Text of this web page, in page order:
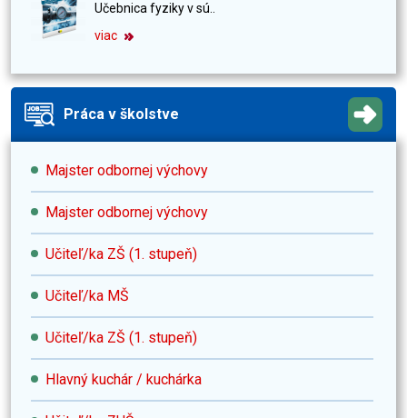
Učebnica fyziky v sú..
viac
Práca v školstve
Majster odbornej výchovy
Majster odbornej výchovy
Učiteľ/ka ZŠ (1. stupeň)
Učiteľ/ka MŠ
Učiteľ/ka ZŠ (1. stupeň)
Hlavný kuchár / kuchárka